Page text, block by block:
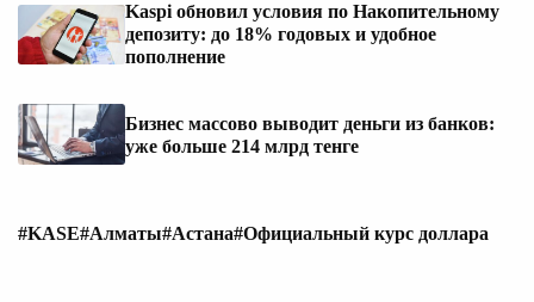
Kaspi обновил условия по Накопительному
депозиту: до 18% годовых и удобное
пополнение
Бизнес массово выводит деньги из банков:
уже больше 214 млрд тенге
#KASE#Алматы#Астана#Официальный курс доллара